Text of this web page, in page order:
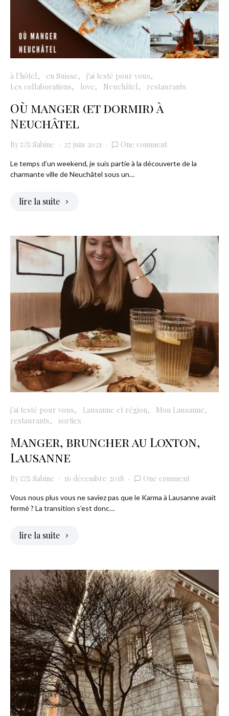
à l'hôtel en Suisse
j'ai testé pour vous
Les collaborations
love Neuchâtel restaurants
Où manger (et dormir) à
Neuchâtel
By Sabine 27 juin 2021 One comment
Le temps d’un weekend, je suis partie à la découverte de la
charmante ville de Neuchâtel sous un…
lire la suite
j'ai testé pour vous Lausanne et région
Mon Lausanne
restaurants
sorties
Manger, bruncher au Loxton,
Lausanne
By Sabine 16 décembre 2018 One comment
Vous nous plus vous ne saviez pas que le Karma à Lausanne avait
fermé ? La transition s’est donc…
lire la suite